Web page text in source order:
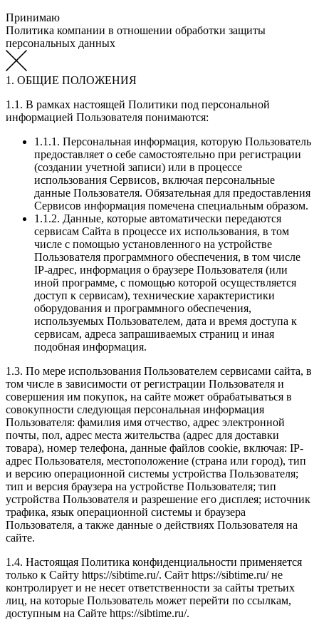
Принимаю
Политика компании в отношении обработки защиты
персональных данных
1. ОБЩИЕ ПОЛОЖЕНИЯ
1.1. В рамках настоящей Политики под персональной
информацией Пользователя понимаются:
1.1.1. Персональная информация, которую Пользователь
предоставляет о себе самостоятельно при регистрации
(создании учетной записи) или в процессе
использования Сервисов, включая персональные
данные Пользователя. Обязательная для предоставления
Сервисов информация помечена специальным образом.
1.1.2. Данные, которые автоматически передаются
сервисам Сайта в процессе их использования, в том
числе с помощью установленного на устройстве
Пользователя программного обеспечения, в том числе
IP-адрес, информация о браузере Пользователя (или
иной программе, с помощью которой осуществляется
доступ к сервисам), технические характеристики
оборудования и программного обеспечения,
используемых Пользователем, дата и время доступа к
сервисам, адреса запрашиваемых страниц и иная
подобная информация.
1.3. По мере использования Пользователем сервисами сайта, в
том числе в зависимости от регистрации Пользователя и
совершения им покупок, на сайте может обрабатываться в
совокупности следующая персональная информация
Пользователя: фамилия имя отчество, адрес электронной
почты, пол, адрес места жительства (адрес для доставки
товара), номер телефона, данные файлов cookie, включая: IP-
адрес Пользователя, местоположение (страна или город), тип
и версию операционной системы устройства Пользователя;
тип и версия браузера на устройстве Пользователя; тип
устройства Пользователя и разрешение его дисплея; источник
трафика, язык операционной системы и браузера
Пользователя, а также данные о действиях Пользователя на
сайте.
1.4. Настоящая Политика конфиденциальности применяется
только к Сайту https://sibtime.ru/. Сайт https://sibtime.ru/ не
контролирует и не несет ответственности за сайты третьих
лиц, на которые Пользователь может перейти по ссылкам,
доступным на Сайте https://sibtime.ru/.